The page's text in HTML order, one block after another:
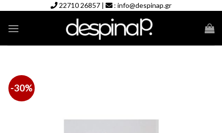
content
22710 26857 | : info@despinap.gr
-30%